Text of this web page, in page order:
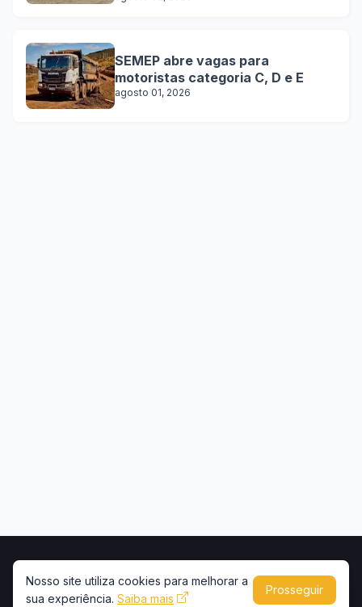
SEMEP abre vagas para
motoristas categoria C, D e E
agosto 01, 2026
Copyright © 2026 -Portal Caminhões e Carretas
Nosso site utiliza cookies para melhorar a
sua experiência. Saiba mais
Prosseguir